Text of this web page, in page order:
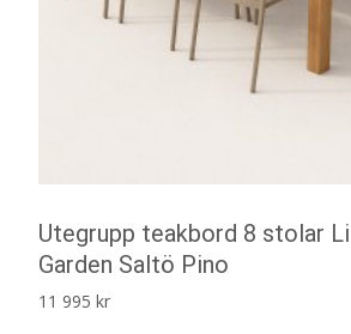
Utegrupp teakbord 8 stolar
Garden Saltö Pino
11 995 kr